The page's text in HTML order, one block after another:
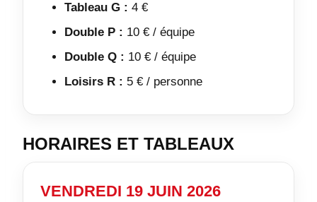
Tableau G : 4 €
Double P : 10 € / équipe
Double Q : 10 € / équipe
Loisirs R : 5 € / personne
HORAIRES ET TABLEAUX
VENDREDI 19 JUIN 2026